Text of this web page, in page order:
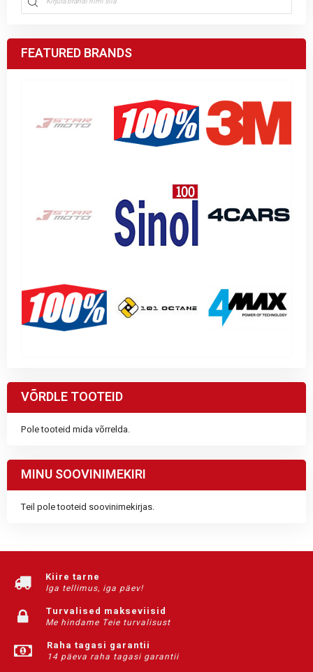
FEATURED BRANDS
VÕRDLE TOOTEID
Pole tooteid mida võrrelda.
MINU SOOVINIMEKIRI
Teil pole tooteid soovinimekirjas.
Kiire tarne
Iga tellimus, iga päev!
Turvalised makseviisid
Me hindame Teie turvalisust
Raha tagasi garantii
14 päeva raha tagasi garantii